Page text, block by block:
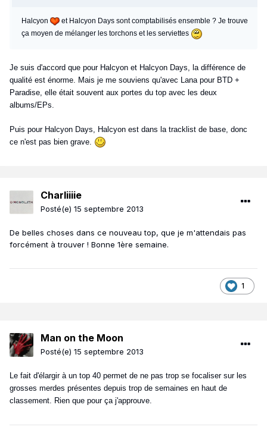
Halcyon
et Halcyon Days sont comptabilisés ensemble ? Je trouve
ça moyen de mélanger les torchons et les serviettes
Je suis d'accord que pour Halcyon et Halcyon Days, la différence de
qualité est énorme. Mais je me souviens qu'avec Lana pour BTD +
Paradise, elle était souvent aux portes du top avec les deux
albums/EPs.
Puis pour Halcyon Days, Halcyon est dans la tracklist de base, donc
ce n'est pas bien grave.
Charliiiie
Posté(e) 15 septembre 2013
De belles choses dans ce nouveau top, que je m'attendais pas
forcément à trouver ! Bonne 1ère semaine.
1
Man on the Moon
Posté(e) 15 septembre 2013
Le fait d'élargir à un top 40 permet de ne pas trop se focaliser sur les
grosses merdes présentes depuis trop de semaines en haut de
classement. Rien que pour ça j'approuve.